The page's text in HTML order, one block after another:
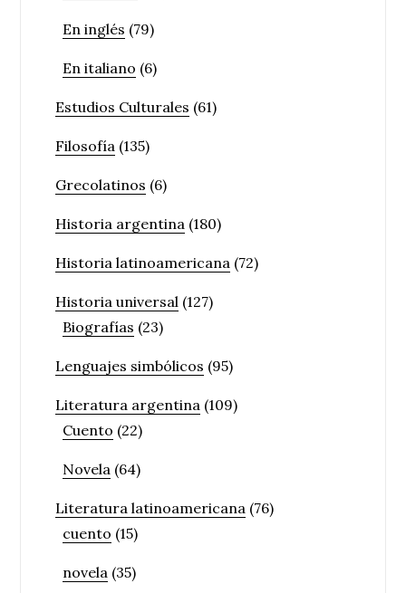
En inglés (79)
En italiano (6)
Estudios Culturales (61)
Filosofía (135)
Grecolatinos (6)
Historia argentina (180)
Historia latinoamericana (72)
Historia universal (127)
Biografías (23)
Lenguajes simbólicos (95)
Literatura argentina (109)
Cuento (22)
Novela (64)
Literatura latinoamericana (76)
cuento (15)
novela (35)